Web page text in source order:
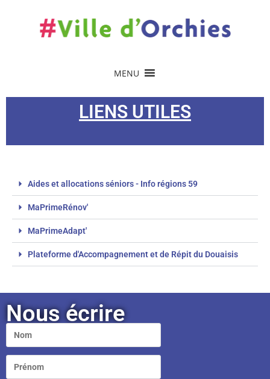
MENU
LIENS UTILES
Aides et allocations séniors - Info régions 59
MaPrimeRénov'
MaPrimeAdapt'
Plateforme d'Accompagnement et de Répit du Douaisis
Nous écrire